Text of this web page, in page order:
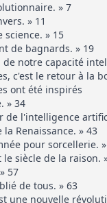
» 7
» 11
science. » 15
de bagnards. » 19
notre capacité
c'est le retour à la
ont été inspirés
» 34
de l'intelligence
Renaissance. » 43
pour sorcellerie.
le siècle de la raison.
57
de tous. » 63
une nouvelle